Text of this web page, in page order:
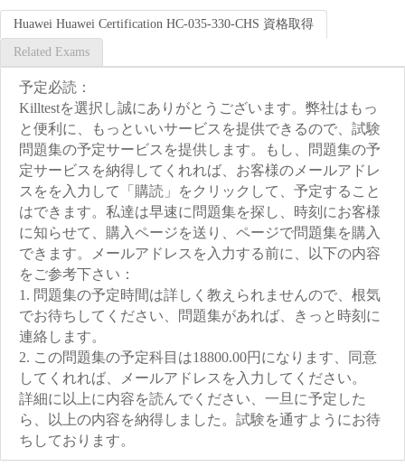
Huawei Huawei Certification HC-035-330-CHS 資格取得
Related Exams
予定必読：
Killtestを選択し誠にありがとうございます。弊社はもっ
と便利に、もっといいサービスを提供できるので、試験
問題集の予定サービスを提供します。もし、問題集の予
定サービスを納得してくれれば、お客様のメールアドレ
スをを入力して「購読」をクリックして、予定すること
はできます。私達は早速に問題集を探し、時刻にお客様
に知らせて、購入ページを送り、ページで問題集を購入
できます。メールアドレスを入力する前に、以下の内容
をご参考下さい：
1. 問題集の予定時間は詳しく教えられませんので、根気
でお待ちしてください、問題集があれば、きっと時刻に
連絡します。
2. この問題集の予定科目は18800.00円になります、同意
してくれれば、メールアドレスを入力してください。
詳細に以上に内容を読んでください、一旦に予定した
ら、以上の内容を納得しました。試験を通すようにお待
ちしております。